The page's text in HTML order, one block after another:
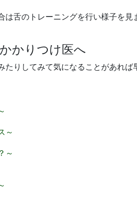
舌のトレーニングを行い様子を
かりつけ医へ
りしてみて気になることがあれば